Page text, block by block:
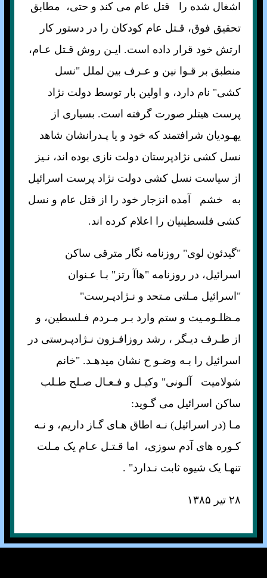
اشغال شده را قتل عام می کند و حتی، مطابق
تحقيق فوق، قـتل عام کودکان را در دستور کار
ارتش خود قرار داده است. ايـن روش قـتل عـام،
منطبق بر قـوا نين و عـرف بين لملل "نسل
کشی" نام دارد، و اولين بار توسط دولت نژاد
پرست هيتلر صورت گرفته است. بسياری از
يهـوديان شرافتمند که خود و يا پـدرانشان شاهد
نسل کشی نژادپرستان دولت نازی بوده اند، نـيز
از سياست نسل کشی دولت نژاد پرست اسرائيل
به خشم آمده انزجار خود را از قتل عام و نسل
کشی فلسطينيان را اعلام کرده اند.
"گيدئون لوی" روزنامه نگار مترقی ساکن
اسرائيل، در روزنامه "هاآ رتز" بـا عـنوان
"اسرائيل مـلتی مـتحد و نـژادپـرست"
مـظلـومـيت و ستم وارد بـر مـردم فـلسطين، و
از طـرف ديـگر ، رشد روزافـزون نـژادپـرستی در
اسرائيل را بـه وضـو ح نشان ميدهـد. "خانم
شولاميت آلـونی" وکيـل و فـعـال صـلح طـلب
ساکن اسرائيل می گـويد:
مـا (در اسرائيل) نـه اطاق هـای گـاز داريم، و نـه
کـوره های آدم سوزی، اما قـتـل عـام يک مـلت
تنهـا يک شيوه ثابت نـدارد" .
۲۸ تير ۱۳۸۵